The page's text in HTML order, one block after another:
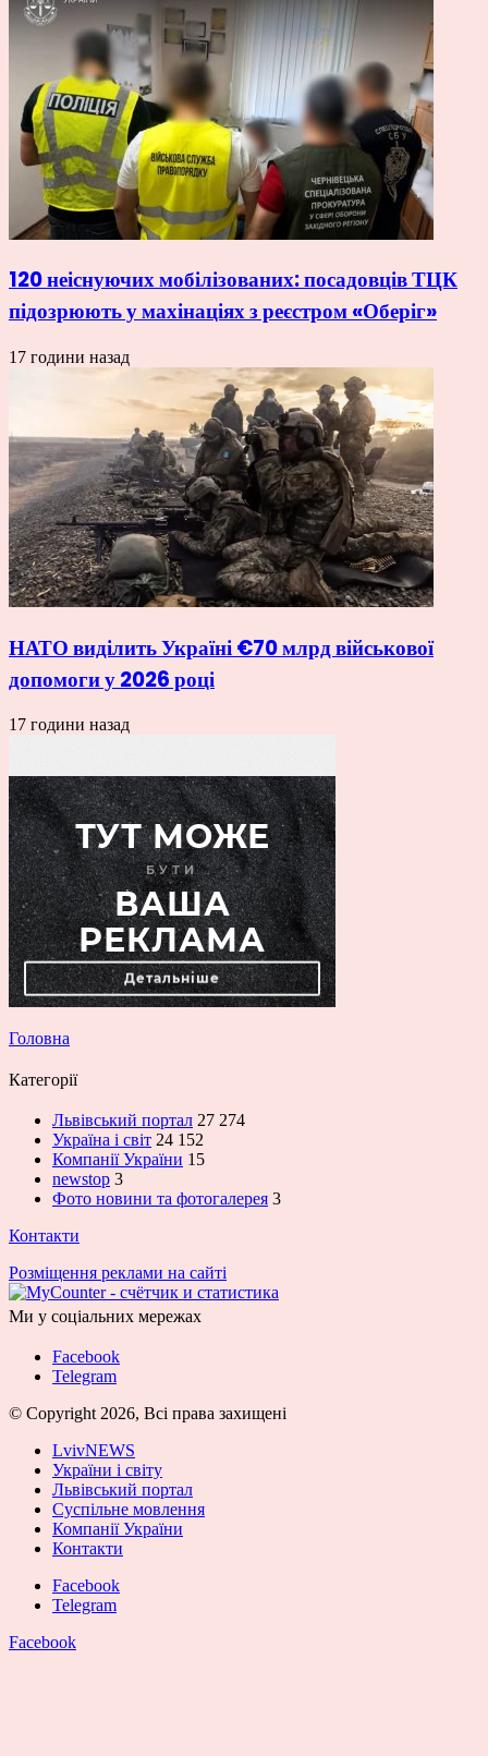
120 неіснуючих мобілізованих: посадовців ТЦК
підозрюють у махінаціях з реєстром «Оберіг»
17 години назад
НАТО виділить Україні €70 млрд військової
допомоги у 2026 році
17 години назад
Головна
Категорії
Львівський портал 27 274
Україна і світ 24 152
Компанії України 15
newstop 3
Фото новини та фотогалерея 3
Контакти
Розміщення реклами на сайті
Ми у соціальних мережах
Facebook
Telegram
© Copyright 2026, Всі права захищені
LvivNEWS
України і світу
Львівський портал
Суспільне мовлення
Компанії України
Контакти
Facebook
Telegram
Facebook